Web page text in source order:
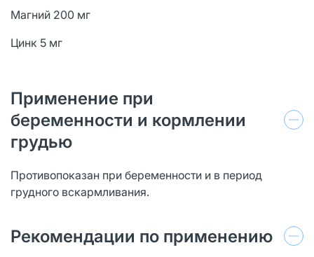
Магний 200 мг
Цинк 5 мг
Применение при
беременности и кормлении
грудью
Противопоказан при беременности и в период
грудного вскармливания.
Рекомендации по применению